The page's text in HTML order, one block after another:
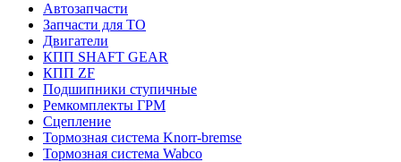
Автозапчасти
Запчасти для ТО
Двигатели
КПП SHAFT GEAR
КПП ZF
Подшипники ступичные
Ремкомплекты ГРМ
Сцепление
Тормозная система Knorr-bremse
Тормозная система Wabco